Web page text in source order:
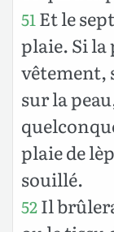
51 Et le
plaie. Si la
vêtement,
sur la
plaie de
souillé.
52Il